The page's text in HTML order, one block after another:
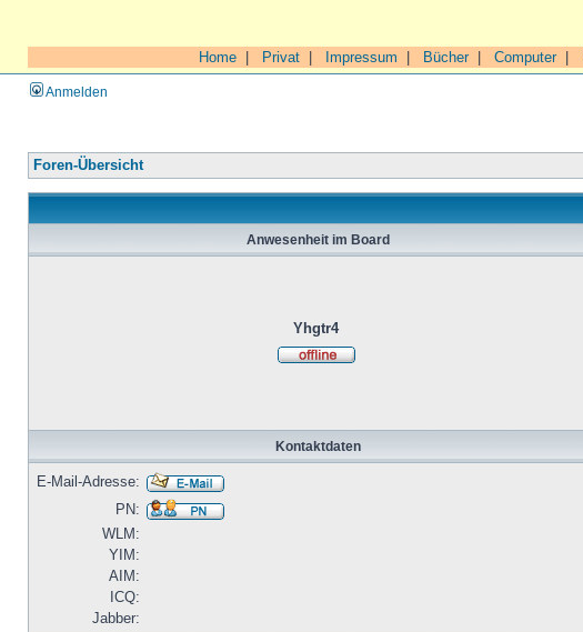
Home Privat Impressum Bücher| Computer|
Anmelden
Foren-Übersicht
Anwesenheit im Board
Yhgtr4
Kontaktdaten
E-Mail-Adresse:
PN:
WLM:
YIM:
AIM:
ICQ:
Jabber: